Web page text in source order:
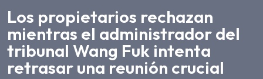
Los propietarios rechazan
mientras el administrador del
tribunal Wang Fuk intenta
retrasar una reunión crucial